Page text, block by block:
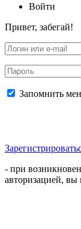
Войти
Привет, забегай!
Запомнить
- при
авторизацией, вы